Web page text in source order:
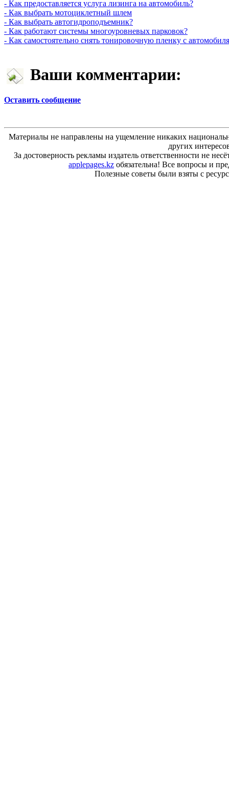
- Как предоставляется услуга лизинга на автомобиль?
- Как выбрать мотоциклетный шлем
- Как выбрать автогидроподъемник?
- Как работают системы многоуровневых парковок?
- Как самостоятельно снять тонировочную пленку с автомобиля
Ваши комментарии:
Оставить сообщение
Материалы не направлены на ущемление никаких
других
За достоверность рекламы издатель ответственности не
applepages.kz обязательна! Все вопросы и
Полезные советы были взяты с